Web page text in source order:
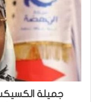
جميلة